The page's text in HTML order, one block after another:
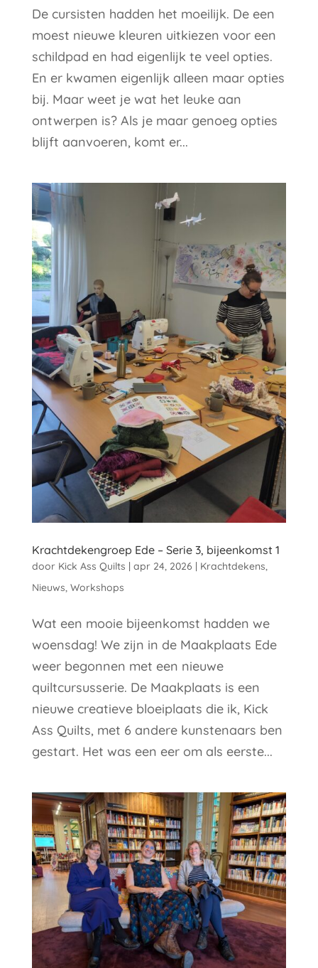
De cursisten hadden het moeilijk. De een
moest nieuwe kleuren uitkiezen voor een
schildpad en had eigenlijk te veel opties.
En er kwamen eigenlijk alleen maar opties
bij. Maar weet je wat het leuke aan
ontwerpen is? Als je maar genoeg opties
blijft aanvoeren, komt er...
Krachtdekengroep Ede – Serie 3, bijeenkomst 1
door Kick Ass Quilts | apr 24, 2026 | Krachtdekens,
Nieuws, Workshops
Wat een mooie bijeenkomst hadden we
woensdag! We zijn in de Maakplaats Ede
weer begonnen met een nieuwe
quiltcursusserie. De Maakplaats is een
nieuwe creatieve bloeiplaats die ik, Kick
Ass Quilts, met 6 andere kunstenaars ben
gestart. Het was een eer om als eerste...